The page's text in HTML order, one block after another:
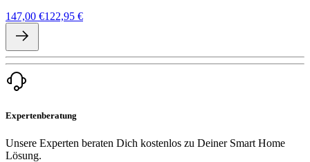
147,00 €122,95 €
Expertenberatung
Unsere Experten beraten Dich kostenlos zu Deiner Smart Home
Lösung.